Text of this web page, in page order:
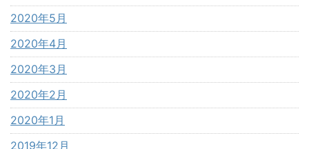
2020年5月
2020年4月
2020年3月
2020年2月
2020年1月
2019年12月